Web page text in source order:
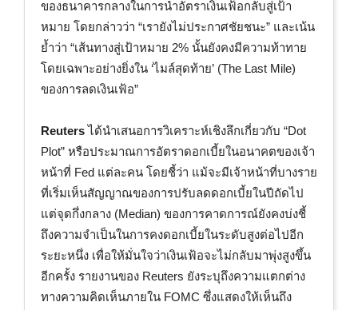
ของธนาคารกลางในการนำอัตราเงินเฟ้อกลับสู่เป้า
หมาย โดยกล่าวว่า “เรายังไม่ประกาศชัยชนะ” และเน้น
ย้ำว่า “เส้นทางสู่เป้าหมาย 2% นั้นยังคงมีความท้าทาย
โดยเฉพาะอย่างยิ่งใน ‘ไมล์สุดท้าย’ (The Last Mile)
ของการลดเงินเฟ้อ”
Reutersได้นำเสนอการวิเคราะห์เชิงลึกเกี่ยวกับ “Dot
Plot” หรือประมาณการอัตราดอกเบี้ยในอนาคตของเจ้า
หน้าที่ Fed แต่ละคน โดยชี้ว่า แม้จะมีเจ้าหน้าที่บางราย
ที่เริ่มเห็นสัญญาณของการปรับลดดอกเบี้ยในปีถัดไป
แต่จุดกึ่งกลาง (Median) ของการคาดการณ์ยังคงบ่งชี้
ถึงความจำเป็นในการคงดอกเบี้ยในระดับสูงต่อไปอีก
ระยะหนึ่ง เพื่อให้มั่นใจว่าเงินเฟ้อจะไม่กลับมาพุ่งสูงขึ้น
อีกครั้ง รายงานของ Reuters ยังระบุถึงความแตกต่าง
ทางความคิดเห็นภายใน FOMC ซึ่งแสดงให้เห็นถึง